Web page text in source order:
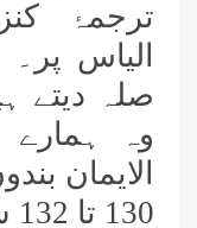
ترجمۂ
الیاس
صلہ دیتے
وہ ہمارے
130 تا 132 سورۃ الصافات)